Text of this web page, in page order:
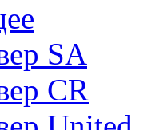
SA
CR